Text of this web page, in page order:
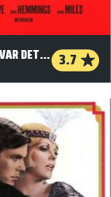
BLOW-UP - VAR DET MORD? 3.7